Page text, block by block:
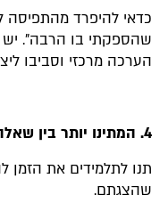
כדאי להיפרד מהתפיסה
שהספקתי בו הרבה". יש
הערכה מרכזי וסביבו
4. המתינו יותר בין שאלה לתשובה
תנו לתלמידים את הזמן
שהצגתם.